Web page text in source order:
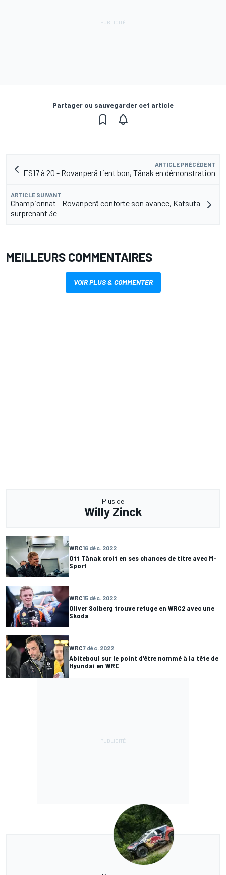
Partager ou sauvegarder cet article
ARTICLE PRÉCÉDENT
ES17 à 20 - Rovanperä tient bon, Tänak en démonstration
ARTICLE SUIVANT
Championnat - Rovanperä conforte son avance, Katsuta
surprenant 3e
MEILLEURS COMMENTAIRES
VOIR PLUS & COMMENTER
Plus de
Willy Zinck
WRC16 déc. 2022
Ott Tänak croit en ses chances de titre avec M-
Sport
WRC15 déc. 2022
Oliver Solberg trouve refuge en WRC2 avec une
Skoda
WRC7 déc. 2022
Abiteboul sur le point d'être nommé à la tête de
Hyundai en WRC